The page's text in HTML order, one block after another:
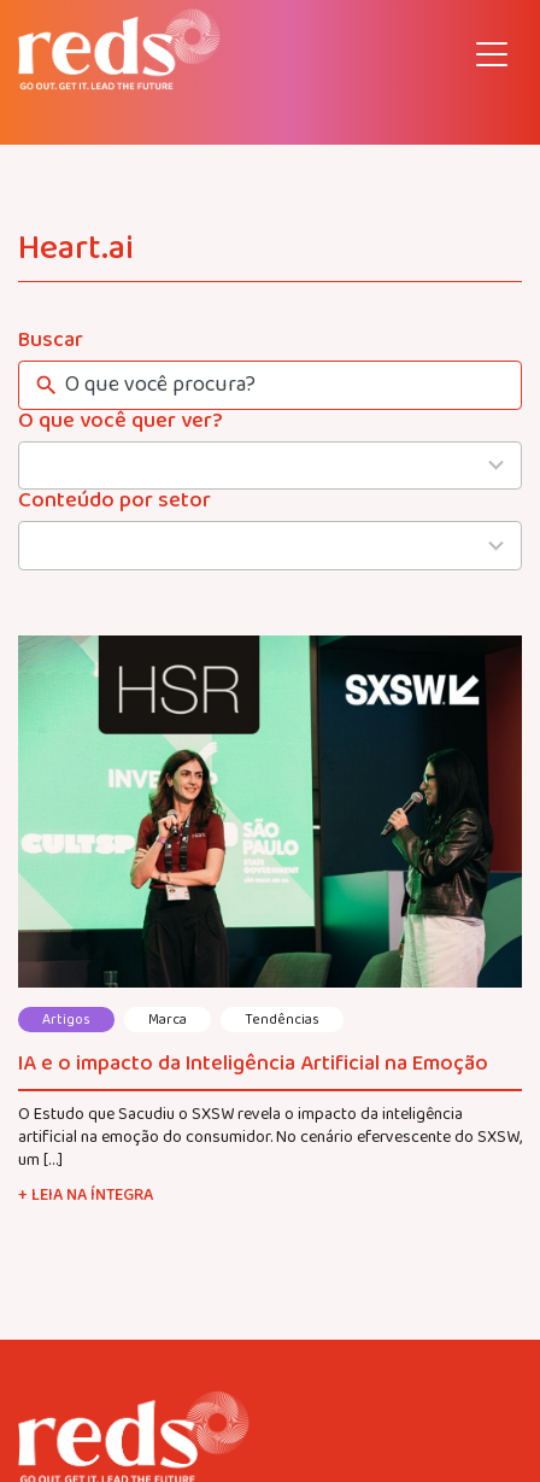
para
conteúdo
Heart.ai
Buscar
O que você quer ver?
4
results
Conteúdo por setor
22
results
Artigos Marca Tendências
IA e o impacto da Inteligência Artificial na Emoção
O Estudo que Sacudiu o SXSW revela o impacto da inteligência
artificial na emoção do consumidor. No cenário efervescente do SXSW,
um […]
+ LEIA NA ÍNTEGRA